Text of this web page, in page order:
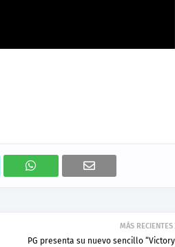
MÁS RECIENTES
PG presenta su nuevo sencillo